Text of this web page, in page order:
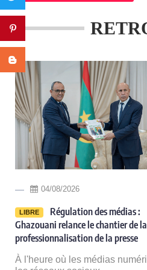
Pinterest
Blogger
04/08/2026
LIBRE
Régulation des médias :
Ghazouani relance le chantier de la
professionnalisation de la presse
À l'heure où les médias